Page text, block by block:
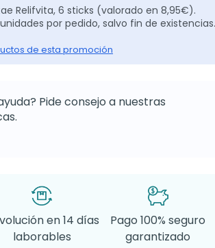
Relifvita, 6 sticks (valorado en 8,95€).
por pedido, salvo fin de existencias.
de esta promoción
Pide consejo a nuestras
en 14 días
laborables
Pago 100% seguro
garantizado